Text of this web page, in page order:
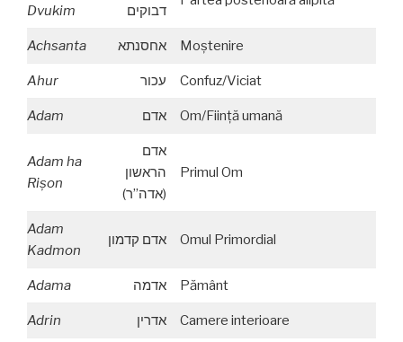
Dvukim
דבוקים
Achsanta אחסנתא Moştenire
Ahur עכור Confuz/Viciat
Adam אדם Om/Fiinţă umană
Adam ha
Rişon
אדם
הראשון
(אדה”ר)
Primul Om
Adam
Kadmon
אדם קדמון Omul Primordial
Adama אדמה Pământ
Adrin אדרין Camere interioare